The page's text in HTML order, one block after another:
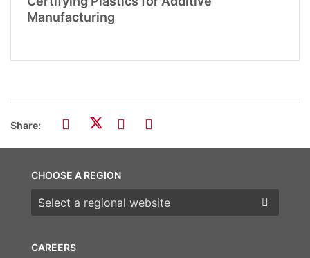
Manufacturing
Share:
CAREERS
CHOOSE A REGION
Choose a region